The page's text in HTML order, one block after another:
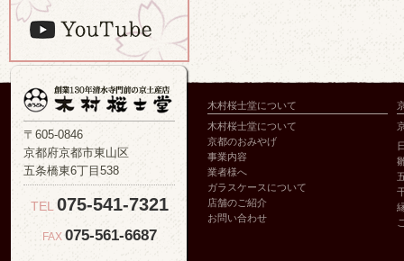
〒605-0846
京都府京都市東山区
五条橋東6丁目538
TEL 075-541-7321
FAX 075-561-6687
木村桜士堂について
木村桜士堂について
京都のおみやげ
事業内容
業者様へ
ガラスケースについて
店舗のご紹介
お問い合わせ